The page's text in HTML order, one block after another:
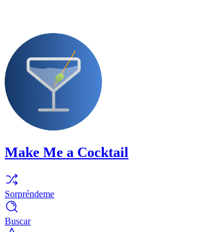
Make Me a Cocktail
Sorpréndeme
Buscar